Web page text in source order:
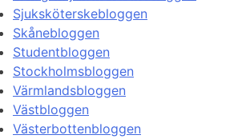
Sjuksköterskebloggen
Skånebloggen
Studentbloggen
Stockholmsbloggen
Värmlandsbloggen
Västbloggen
Västerbottenbloggen